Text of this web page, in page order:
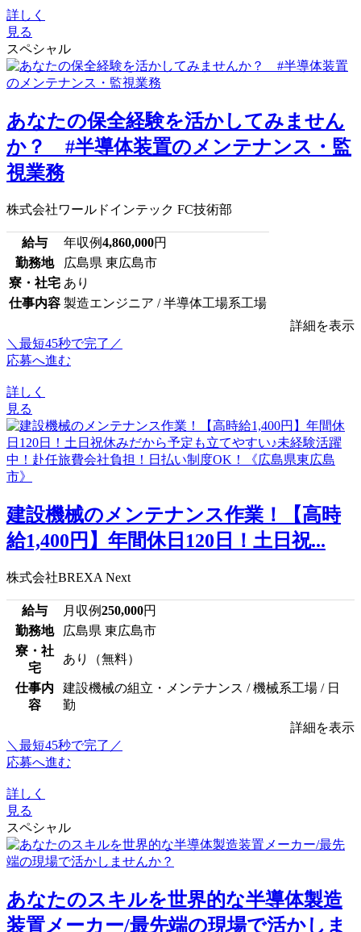
詳しく
見る
スペシャル
あなたの保全経験を活かしてみません
か？ #半導体装置のメンテナンス・監
視業務
株式会社ワールドインテック FC技術部
給与 年収例4,860,000円
勤務地
広島県 東広島市
寮・社宅 あり
仕事内容 製造エンジニア / 半導体工場系工場
詳細を表示
＼最短45秒で完了／
応募へ進む
詳しく
見る
建設機械のメンテナンス作業！【高時
給1,400円】年間休日120日！土日祝...
株式会社BREXA Next
給与 月収例250,000円
勤務地
広島県 東広島市
寮・社
宅
あり（無料）
仕事内
容
建設機械の組立・メンテナンス / 機械系工場 / 日
勤
詳細を表示
＼最短45秒で完了／
応募へ進む
詳しく
見る
スペシャル
あなたのスキルを世界的な半導体製造
装置メーカー/最先端の現場で活かしま